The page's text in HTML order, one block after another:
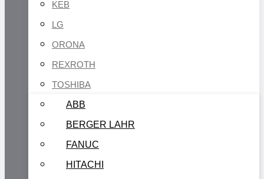
KEB
LG
ORONA
REXROTH
TOSHIBA
ABB
BERGER LAHR
FANUC
HITACHI